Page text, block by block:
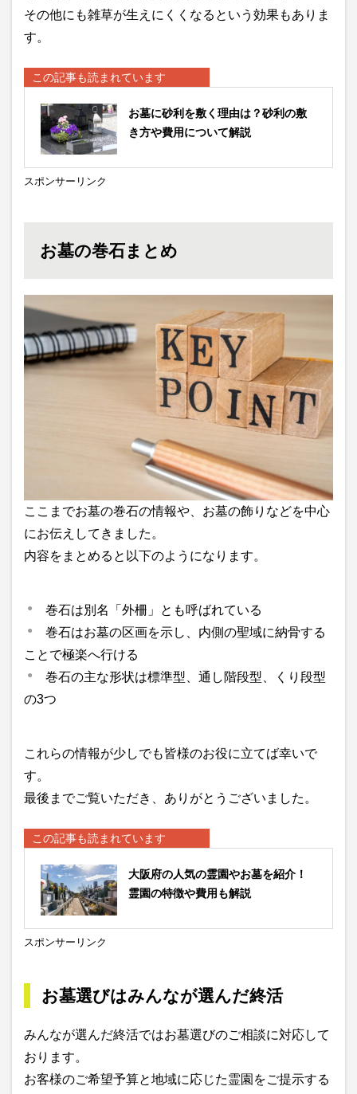
その他にも雑草が生えにくくなるという効果もありま
す。
この記事も読まれています
お墓に砂利を敷く理由は？砂利の敷
き方や費用について解説
スポンサーリンク
お墓の巻石まとめ
ここまでお墓の巻石の情報や、お墓の飾りなどを中心
にお伝えしてきました。
内容をまとめると以下のようになります。
巻石は別名「外柵」とも呼ばれている
巻石はお墓の区画を示し、内側の聖域に納骨する
ことで極楽へ行ける
巻石の主な形状は標準型、通し階段型、くり段型
の3つ
これらの情報が少しでも皆様のお役に立てば幸いで
す。
最後までご覧いただき、ありがとうございました。
この記事も読まれています
大阪府の人気の霊園やお墓を紹介！
霊園の特徴や費用も解説
スポンサーリンク
お墓選びはみんなが選んだ終活
みんなが選んだ終活ではお墓選びのご相談に対応して
おります。
お客様のご希望予算と地域に応じた霊園をご提示する